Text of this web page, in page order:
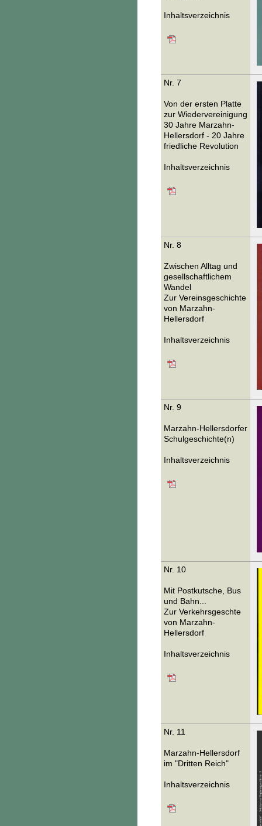
Inhaltsverzeichnis
Nr. 7
Von der ersten Platte
zur Wiedervereinigung
30 Jahre Marzahn-
Hellersdorf - 20 Jahre
friedliche Revolution
Inhaltsverzeichnis
Nr. 8
Zwischen Alltag und
gesellschaftlichem
Wandel
Zur Vereinsgeschichte
von Marzahn-
Hellersdorf
Inhaltsverzeichnis
Nr. 9
Marzahn-Hellersdorfer
Schulgeschichte(n)
Inhaltsverzeichnis
Nr. 10
Mit Postkutsche, Bus
und Bahn...
Zur Verkehrsgeschte
von Marzahn-
Hellersdorf
Inhaltsverzeichnis
Nr. 11
Marzahn-Hellersdorf
im "Dritten Reich"
Inhaltsverzeichnis